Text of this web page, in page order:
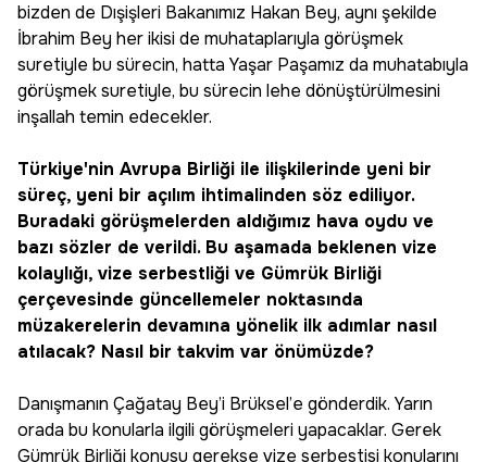
bizden de Dışişleri Bakanımız Hakan Bey, aynı şekilde
İbrahim Bey her ikisi de muhataplarıyla görüşmek
suretiyle bu sürecin, hatta Yaşar Paşamız da muhatabıyla
görüşmek suretiyle, bu sürecin lehe dönüştürülmesini
inşallah temin edecekler.
Türkiye'nin Avrupa Birliği ile ilişkilerinde yeni bir
süreç, yeni bir açılım ihtimalinden söz ediliyor.
Buradaki görüşmelerden aldığımız hava oydu ve
bazı sözler de verildi. Bu aşamada beklenen vize
kolaylığı, vize serbestliği ve Gümrük Birliği
çerçevesinde güncellemeler noktasında
müzakerelerin devamına yönelik ilk adımlar nasıl
atılacak? Nasıl bir takvim var önümüzde?
Danışmanın Çağatay Bey’i Brüksel’e gönderdik. Yarın
orada bu konularla ilgili görüşmeleri yapacaklar. Gerek
Gümrük Birliği konusu gerekse vize serbestisi konularını